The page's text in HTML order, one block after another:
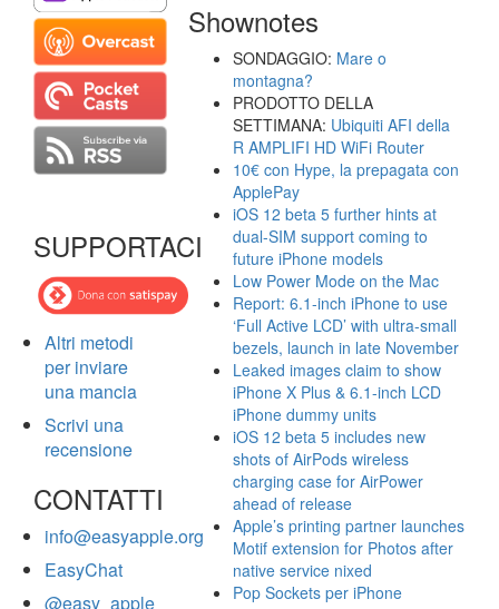
SUPPORTACI
Altri metodi
per inviare
una mancia
Scrivi una
recensione
CONTATTI
info@easyapple.org
EasyChat
@easy_apple
Shownotes
SONDAGGIO: Mare o
montagna?
PRODOTTO DELLA
SETTIMANA: Ubiquiti AFI della
R AMPLIFI HD WiFi Router
10€ con Hype, la prepagata con
ApplePay
iOS 12 beta 5 further hints at
dual-SIM support coming to
future iPhone models
Low Power Mode on the Mac
Report: 6.1-inch iPhone to use
‘Full Active LCD’ with ultra-small
bezels, launch in late November
Leaked images claim to show
iPhone X Plus & 6.1-inch LCD
iPhone dummy units
iOS 12 beta 5 includes new
shots of AirPods wireless
charging case for AirPower
ahead of release
Apple’s printing partner launches
Motif extension for Photos after
native service nixed
Pop Sockets per iPhone